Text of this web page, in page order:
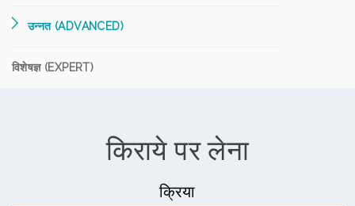
उन्नत (ADVANCED)
विशेषज्ञ (EXPERT)
किराये पर लेना
क्रिया